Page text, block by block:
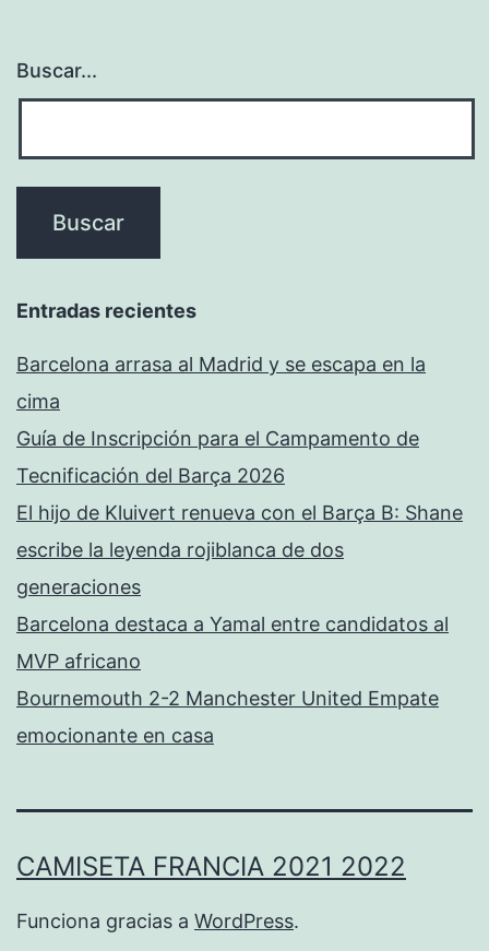
Buscar...
Entradas recientes
Barcelona arrasa al Madrid y se escapa en la
cima
Guía de Inscripción para el Campamento de
Tecnificación del Barça 2026
El hijo de Kluivert renueva con el Barça B: Shane
escribe la leyenda rojiblanca de dos
generaciones
Barcelona destaca a Yamal entre candidatos al
MVP africano
Bournemouth 2-2 Manchester United Empate
emocionante en casa
CAMISETA FRANCIA 2021 2022
Funciona gracias a WordPress.